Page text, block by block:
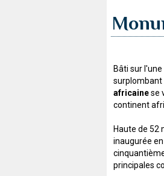
Bâti sur
surplombant
africainese
continent
Haute de 52
inaugurée
principales